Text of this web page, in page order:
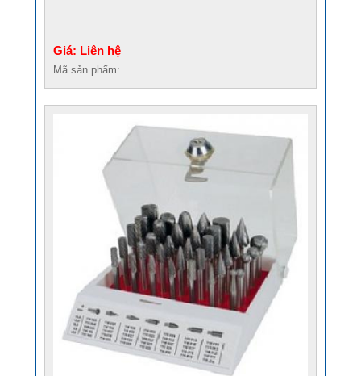
Giá: Liên hệ
Mã sản phẩm: